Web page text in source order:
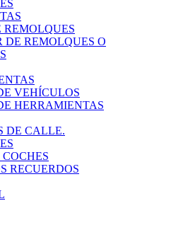
REMOLQUES
DE REMOLQUES O
VEHÍCULOS
HERRAMIENTAS
DE CALLE.
RECUERDOS